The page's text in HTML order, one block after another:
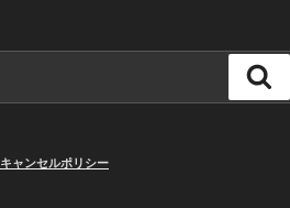
索
キャンセルポリシー